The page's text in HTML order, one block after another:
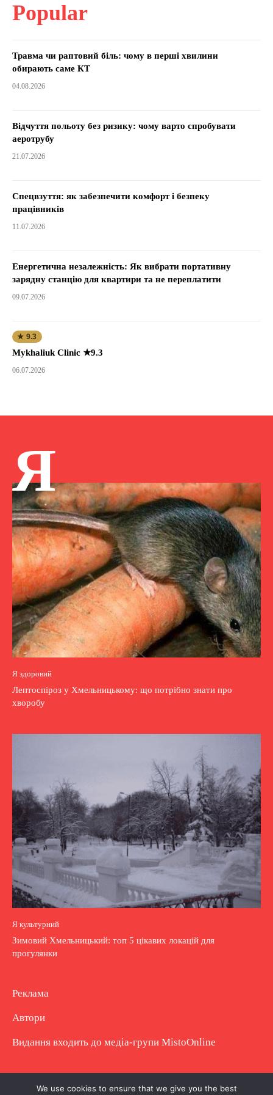
Popular
Травма чи раптовий біль: чому в перші хвилини
обирають саме КТ
04.08.2026
Відчуття польоту без ризику: чому варто спробувати
аеротрубу
21.07.2026
Спецвзуття: як забезпечити комфорт і безпеку
працівників
11.07.2026
Енергетична незалежність: Як вибрати портативну
зарядну станцію для квартири та не переплатити
09.07.2026
★ 9.3
Mykhaliuk Clinic ★9.3
06.07.2026
Я
Я здоровий
Лептоспіроз у Хмельницькому: що потрібно знати про
хворобу
Я культурний
Зимовий Хмельницький: топ 5 цікавих локацій для
прогулянки
Реклама
Автори
Видання входить до медіа-групи MistoOnline
Copyright © Повне використання матеріалу
We use cookies to ensure that we give you the best